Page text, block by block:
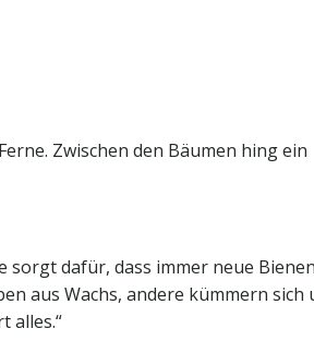
Zwischen den Bäumen hing ein
sorgt dafür, dass immer neue Bienen
aus Wachs, andere kümmern sich
alles.“